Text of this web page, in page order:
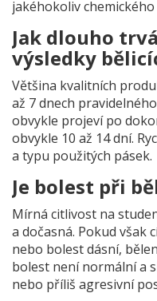
jakéhokoliv chemického
Jak dlouho
výsledky
Většina kvalitních
až 7 dnech
obvykle projeví po
obvykle 10 až 14 dní.
a typu použitých pásek.
Je bolest při
Mírná citlivost na
a dočasná. Pokud však
nebo bolest dásní,
bolest není normální a
nebo příliš agresivní